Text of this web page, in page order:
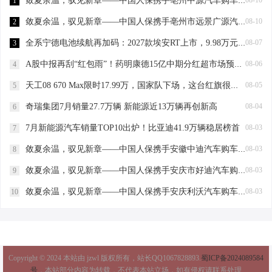
08-10
2 敛夏余温，驭见新章——中国人保携手亳州市远景广源汽车购车嘉年华
08-07
3 全系宁德电池续航再加码：2027款埃安RT上市，9.98万元起
08-06
4 A股中报再刮“红包雨”！药明康德15亿中期分红超市场预期锚定长期价值
08-05
5 天工08 670 Max限时17.99万，国家队下场，这台红旗很能打
08-04
6 奇瑞集团7月销量27.7万辆 新能源近13万辆再创新高
08-03
7 7月新能源汽车销量TOP10出炉！比亚迪41.9万辆稳居榜首
08-03
8 敛夏余温，驭见新章——中国人保携手安徽中迪汽车购车嘉年华
08-03
9 敛夏余温，驭见新章——中国人保携手安庆市好迪汽车购车嘉年华
08-03
10 敛夏余温，驭见新章——中国人保携手安庆利沃汽车购车嘉年华
Copyright © 2024 本站由 jzwl 版权所有，站长QQ1067828893.蜀ICP备2024089584